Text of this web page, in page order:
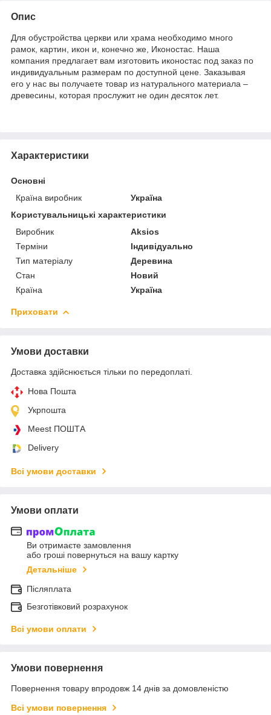
Опис
Для обустройства церкви или храма необходимо много
рамок, картин, икон и, конечно же, Иконостас. Наша
компания предлагает вам изготовить иконостас под заказ по
индивидуальным размерам по доступной цене. Заказывая
его у нас вы получаете товар из натурального материала –
древесины, которая прослужит не один десяток лет.
Характеристики
Основні
Країна виробник
Україна
Користувальницькі характеристики
Виробник
Aksios
Терміни
Індивідуально
Тип матеріалу
Деревина
Стан
Новий
Країна
Україна
Приховати
Умови доставки
Доставка здійснюється тільки по передоплаті.
Нова Пошта
Укрпошта
Meest ПОШТА
Delivery
Всі умови доставки
Умови оплати
Ви отримаєте замовлення
або гроші повернуться на вашу картку
Детальніше
Післяплата
Безготівковий розрахунок
Всі умови оплати
Умови повернення
Повернення товару впродовж 14 днів за домовленістю
Всі умови повернення